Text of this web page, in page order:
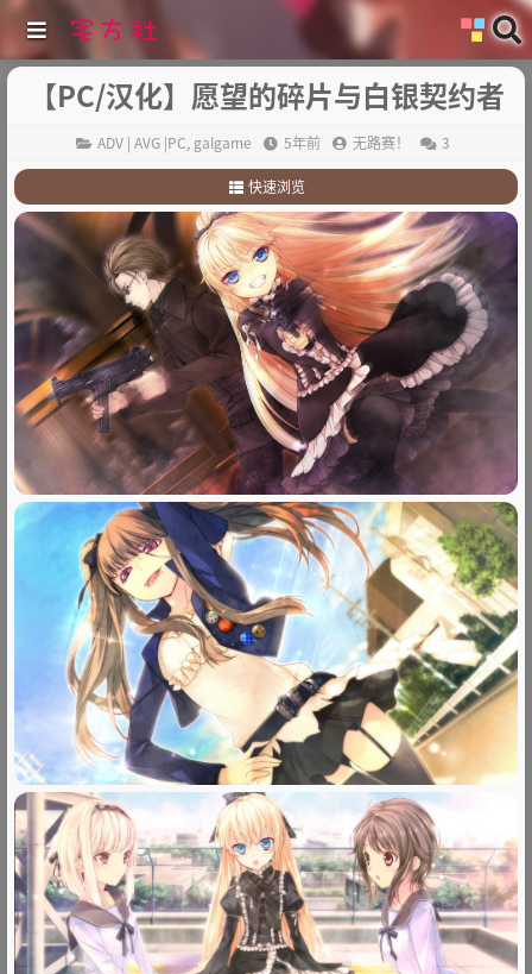
【PC/汉化】愿望的碎片与白银契约者
ADV | AVG |PC, galgame 5年前 无路赛！ 3
快速浏览
1.故事简介：
其他